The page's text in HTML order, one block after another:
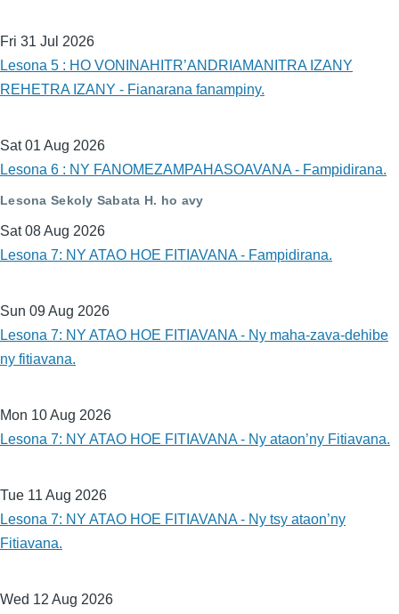
Fri 31 Jul 2026
Lesona 5 : HO VONINAHITR’ANDRIAMANITRA IZANY
REHETRA IZANY - Fianarana fanampiny.
Sat 01 Aug 2026
Lesona 6 : NY FANOMEZAMPAHASOAVANA - Fampidirana.
Lesona Sekoly Sabata H. ho avy
Sat 08 Aug 2026
Lesona 7: NY ATAO HOE FITIAVANA - Fampidirana.
Sun 09 Aug 2026
Lesona 7: NY ATAO HOE FITIAVANA - Ny maha-zava-dehibe
ny fitiavana.
Mon 10 Aug 2026
Lesona 7: NY ATAO HOE FITIAVANA - Ny ataon’ny Fitiavana.
Tue 11 Aug 2026
Lesona 7: NY ATAO HOE FITIAVANA - Ny tsy ataon’ny
Fitiavana.
Wed 12 Aug 2026